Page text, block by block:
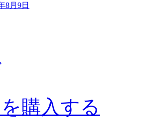
8月9日
購入する